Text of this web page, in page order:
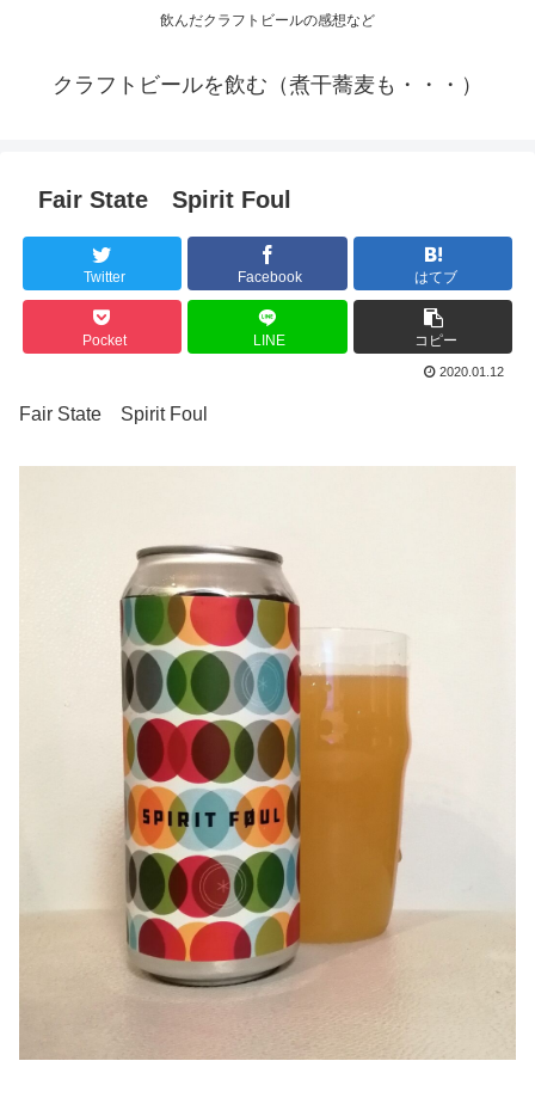
飲んだクラフトビールの感想など
クラフトビールを飲む（煮干蕎麦も・・・）
Fair State Spirit Foul
Twitter Facebook はてブ
Pocket LINE コピー
2020.01.12
Fair State Spirit Foul